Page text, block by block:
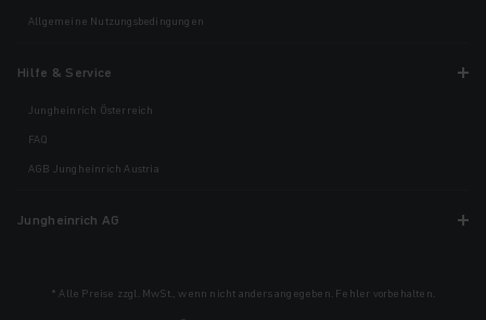
Allgemeine Nutzungsbedingungen
Hilfe & Service
Jungheinrich Österreich
FAQ
AGB Jungheinrich Austria
Jungheinrich AG
* Alle Preise zzgl. MwSt., wenn nicht anders angegeben. Fehler vorbehalten.